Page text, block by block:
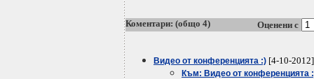
Коментари: (общо 4) Оценени с
Видео от конференцията :) [4-10-
Към: Видео от конференцията